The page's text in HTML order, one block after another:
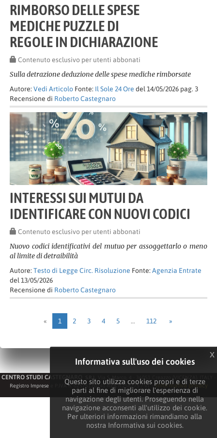
RIMBORSO DELLE SPESE
MEDICHE PUZZLE DI
REGOLE IN DICHIARAZIONE
Contenuto esclusivo per utenti abbonati
Sulla detrazione deduzione delle spese mediche rimborsate
Autore: Vedi Articolo Fonte: Il Sole 24 Ore del 14/05/2026 pag. 3
Recensione di Roberto Castegnaro
INTERESSI SUI MUTUI DA
IDENTIFICARE CON NUOVI CODICI
Contenuto esclusivo per utenti abbonati
Nuovo codici identificativi del mutuo per assoggettarlo o meno
al limite di detraibilità
Autore: Testo di Legge Circ. Risoluzione Fonte: Agenzia Entrate
del 13/05/2026
Recensione di Roberto Castegnaro
« 1 2 3 4 5 … 112 »
CENTRO STUDI CASTEGNARO
Via S. Marco, 4 - 36051 Creazzo (VICENZA). ITALY -
Registro Imprese e P.IVA n. 02576170241-REA n.258275 / VI -Informativa privacy
Informativa sull'uso dei cookies
Questo sito utilizza cookies propri e di terze
parti al fine di migliorare l'esperienza di
navigazione degli utenti. Proseguendo nella
navigazione acconsenti all'utilizzo dei cookie.
Per ulteriori informazioni rimandiamo alla
nostra Informativa sui cookies.
x